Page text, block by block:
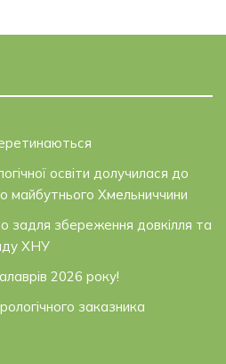
освіти долучилася до
майбутнього Хмельниччини
задля збереження довкілля та
ХНУ
2026 року!
заказника